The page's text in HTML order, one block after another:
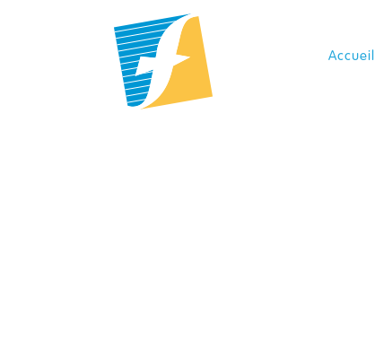
Accueil
Panneau de gestion des cookies